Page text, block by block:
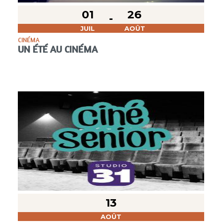
01
JUIL
26
AOÛT
CINÉMA
UN ÉTÉ AU CINÉMA
13
AOÛT